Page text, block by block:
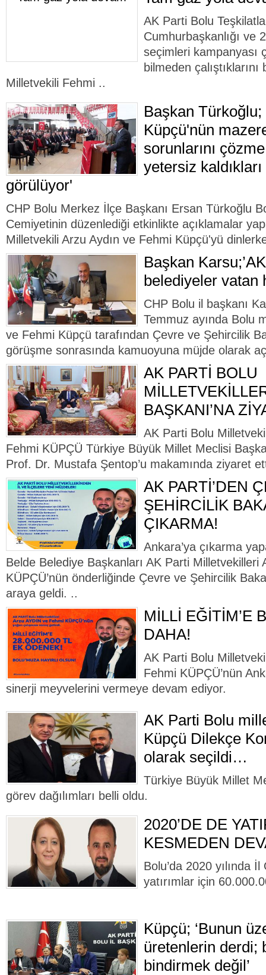
AK Parti Bolu
Cumhurbaşkanlığı ve
seçimleri kampanyası
bilmeden
Milletvekili Fehmi ..
Başkan Türkoğlu;
Küpçü'nün
sorunlarını
yetersiz
görülüyor'
CHP Bolu Merkez İlçe Başkanı Ersan Türkoğlu
Cemiyetinin düzenlediği etkinlikte açıklamalar
Milletvekili Arzu Aydın ve Fehmi Küpçü'yü
Başkan
belediyeler vatan
CHP Bolu il başkanı
Temmuz ayında Bolu
ve Fehmi Küpçü tarafından Çevre ve Şehircilik
görüşme sonrasında kamuoyuna müjde olarak
AK PARTİ BOLU
BAŞKANI’NA
AK Parti Bolu
Fehmi KÜPÇÜ Türkiye Büyük Millet Meclisi
Prof. Dr. Mustafa Şentop’u makamında ziyaret
AK PARTİ’DEN
ŞEHİRCİLİK
ÇIKARMA!
Ankara’ya çıkarma
Belde Belediye Başkanları AK Parti Milletvekilleri
KÜPÇÜ’nün önderliğinde Çevre ve Şehircilik
araya geldi. ..
MİLLİ EĞİTİM’E
DAHA!
AK Parti Bolu
Fehmi KÜPÇÜ’nün
sinerji meyvelerini vermeye devam ediyor.
AK Parti Bolu
Küpçü Dilekçe
olarak seçildi…
Türkiye Büyük Millet
görev dağılımları belli oldu.
2020’DE DE
KESMEDEN
Bolu’da 2020 yılında
yatırımlar için
Küpçü; ‘Bunun
üretenlerin derdi;
bindirmek değil’